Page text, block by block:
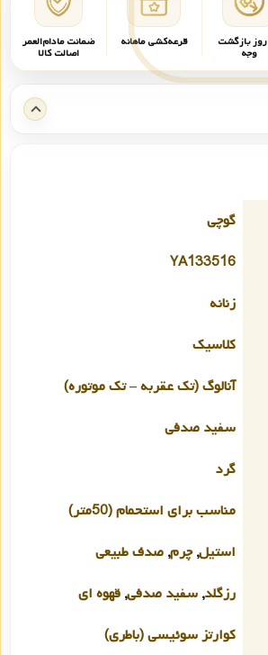
۱۴ روز بازگشت
وجه
قرعه‌کشی ماهانه ضمانت مادام‌العمر
اصالت کالا
گوچی
YA133516
زنانه
کلاسیک
آنالوگ (تک عقربه – تک موتوره)
سفید صدفی
گرد
مناسب برای استحمام (50متر)
استیل,چرم, صدف طبیعی
رزگلد, سفید صدفی, قهوه ای
کوارتز سوئیسی (باطری)